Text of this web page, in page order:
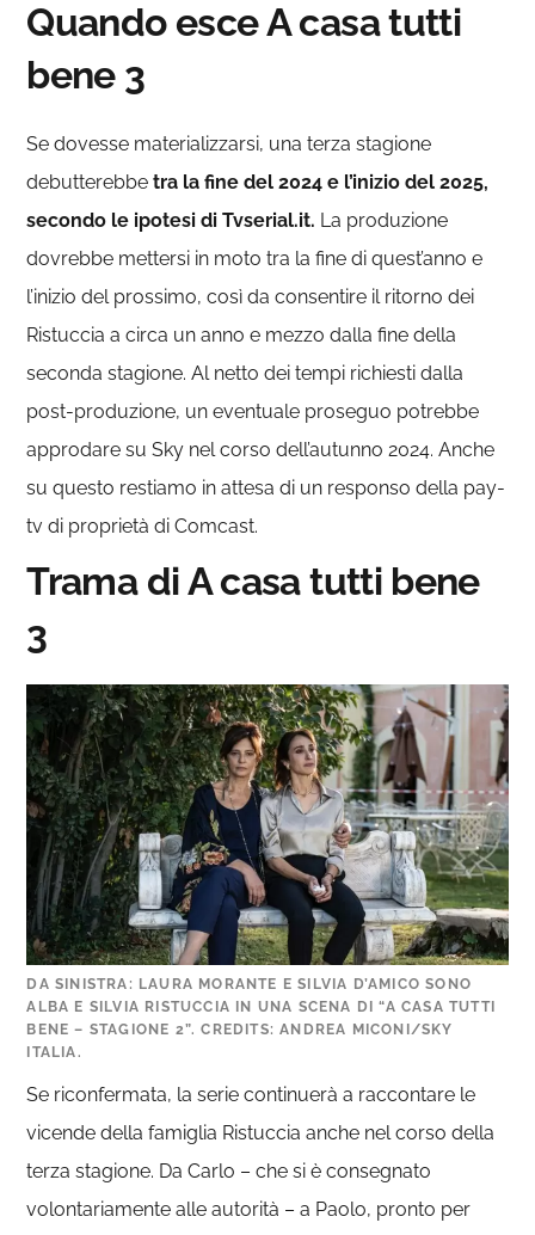
Quando esce A casa tutti
bene 3
Se dovesse materializzarsi, una terza stagione
debutterebbetra la fine del 2024 e l’inizio del 2025,
secondo le ipotesi di Tvserial.it. La produzione
dovrebbe mettersi in moto tra la fine di quest’anno e
l’inizio del prossimo, così da consentire il ritorno dei
Ristuccia a circa un anno e mezzo dalla fine della
seconda stagione. Al netto dei tempi richiesti dalla
post-produzione, un eventuale proseguo potrebbe
approdare su Sky nel corso dell’autunno 2024. Anche
su questo restiamo in attesa di un responso della pay-
tv di proprietà di Comcast.
Trama di A casa tutti bene
3
DA SINISTRA: LAURA MORANTE E SILVIA D’AMICO SONO
ALBA E SILVIA RISTUCCIA IN UNA SCENA DI “A CASA TUTTI
BENE – STAGIONE 2”. CREDITS: ANDREA MICONI/SKY
ITALIA.
Se riconfermata, la serie continuerà a raccontare le
vicende della famiglia Ristuccia anche nel corso della
terza stagione. Da Carlo – che si è consegnato
volontariamente alle autorità – a Paolo, pronto per